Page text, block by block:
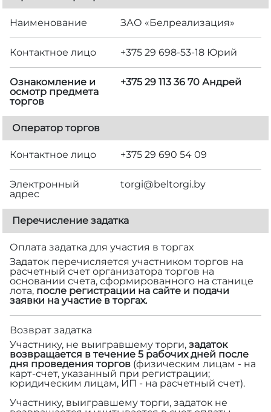
Наименование ЗАО «Белреализация»
Контактное лицо +375 29 698-53-18 Юрий
Ознакомление и
осмотр предмета
торгов
+375 29 113 36 70 Андрей
Оператор торгов
Контактное лицо +375 29 690 54 09
Электронный
адрес
torgi@beltorgi.by
Перечисление задатка
Оплата задатка для участия в торгах
Задаток перечисляется участником торгов на
расчетный счет организатора торгов на
основании счета, сформированного на станице
лота, после регистрации на сайте и подачи
заявки на участие в торгах.
Возврат задатка
Участнику, не выигравшему торги, задаток
возвращается в течение 5 рабочих дней после
дня проведения торгов (физическим лицам - на
карт-счет, указанный при регистрации;
юридическим лицам, ИП - на расчетный счет).
Участнику, выигравшему торги, задаток не